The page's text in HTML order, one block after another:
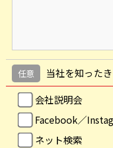
任意
当社を知った
会社説明会
Facebook／
ネット検索